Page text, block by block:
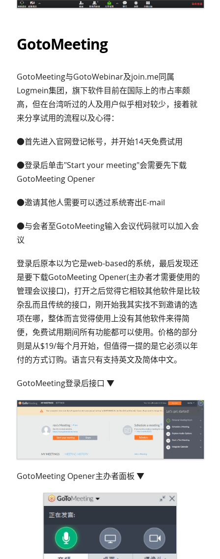
GotoMeeting
GotoMeeting与GotoWebinar及join.me同属
Logmein集团，旗下软件目前在国际上的市占率颇
高，但在台湾听过的人及用户似乎相对较少，接着就
来分享试用的流程以及心得：
●首先进入官网登记帐号，并开始14天免费试用
●登录后单击"Start your meeting"会需要先下载
GotoMeeting Opener
●邀请其他人需要可以透过系统寄出E-mail
●与会者至GotoMeeting输入会议代码就可以加入会
议
登录后原本以为它是web-based的系统，最后发现还
是要下载GotoMeeting Opener(主办者才需要使用的
管理会议接口)，打开之后觉得它相较其他软件是比较
杂乱而且传统的接口，刚开始我其实找不到邀请的选
项在哪，整体而言觉得使用上没有其他软件来得简
便，免费试用期间所有功能都可以使用。价格的部分
则是从$19/每个月开始，但值得一提的是它必须以年
付的方式订购。语言只有支持英文及简体中文。
GotoMeeting登录后接口 ▼
GotoMeeting Opener主办者面板 ▼